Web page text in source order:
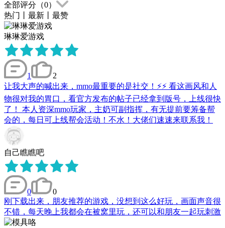
全部评分（0）
热门
最新 最赞
琳琳爱游戏
1
2
让我大声的喊出来，mmo最重要的是社交！⚡️⚡️ 看这画风和人
物很对我的胃口，看官方发布的帖子已经拿到版号，上线很快
了！ 本人资深mmo玩家，主奶可副指挥，有无提前要筹备帮
会的，每日可上线帮会活动！不水！大佬们速速来联系我！
自己瞧瞧吧
0
0
刚下载出来，朋友推荐的游戏，没想到这么好玩，画面声音很
不错，每天晚上我都会在被窝里玩，还可以和朋友一起玩刺激